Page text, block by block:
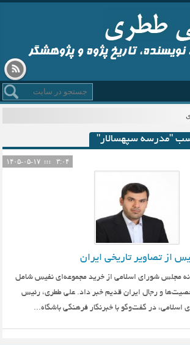
نویسنده، تاریخ پژوه و پژوهشگر
"مدرسه سپهسالار"
۳:۰۴
از تصاویر تاریخی ایران
مجلس شورای اسلامی از خرید مجموعه‌ای نفیس شامل
و رجال ایران قدیم خبر داد. علی ططری، رئیس
در گفت‌وگو با خبرنگار فرهنگی باشگاه...